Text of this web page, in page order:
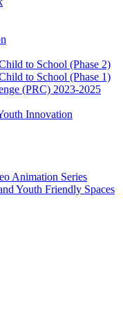
to School (Phase 2)
to School (Phase 1)
(PRC) 2023-2025
Innovation
Animation Series
Youth Friendly Spaces